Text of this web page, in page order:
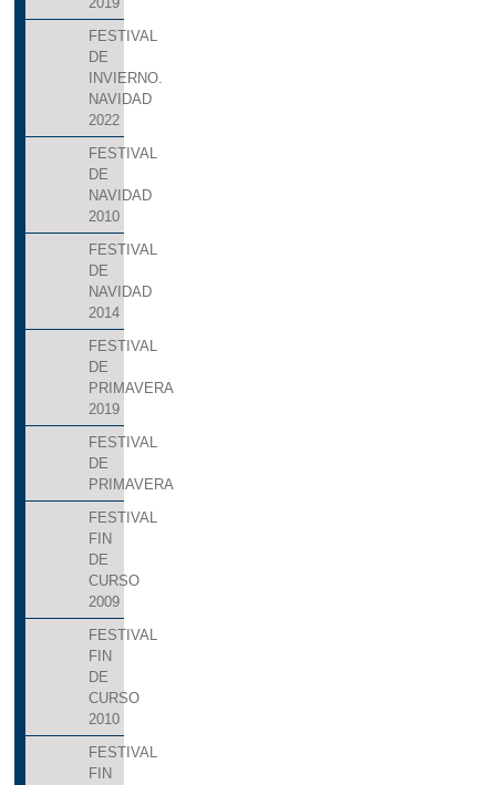
FESTIVAL
DE
INVIERNO.
NAVIDAD
2022
FESTIVAL
DE
NAVIDAD
2010
FESTIVAL
DE
NAVIDAD
2014
FESTIVAL
DE
PRIMAVERA
2019
FESTIVAL
DE
PRIMAVERA
FESTIVAL
FIN
DE
CURSO
2009
FESTIVAL
FIN
DE
CURSO
2010
FESTIVAL
FIN